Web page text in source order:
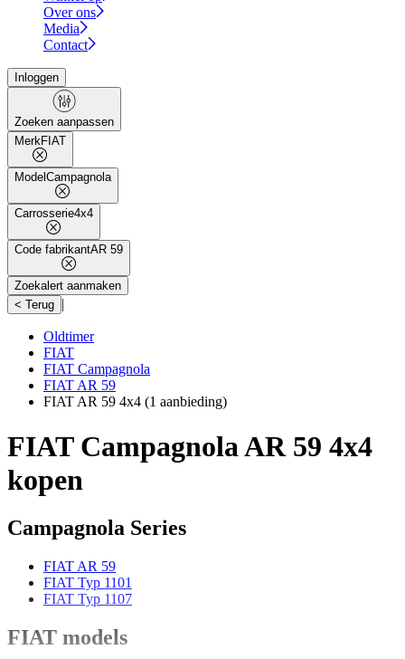
Over ons
Media
Contact
Inloggen
Zoeken aanpassen
MerkFIAT
Model Campagnola
Carrosserie4x4
Code fabrikantAR 59
Zoekalert aanmaken
< Terug |
Oldtimer
FIAT
FIAT Campagnola
FIAT AR 59
FIAT AR 59 4x4 (1 aanbieding)
FIAT Campagnola AR 59 4x4
kopen
Campagnola Series
FIAT AR 59
FIAT Typ 1101
FIAT Typ 1107
FIAT models